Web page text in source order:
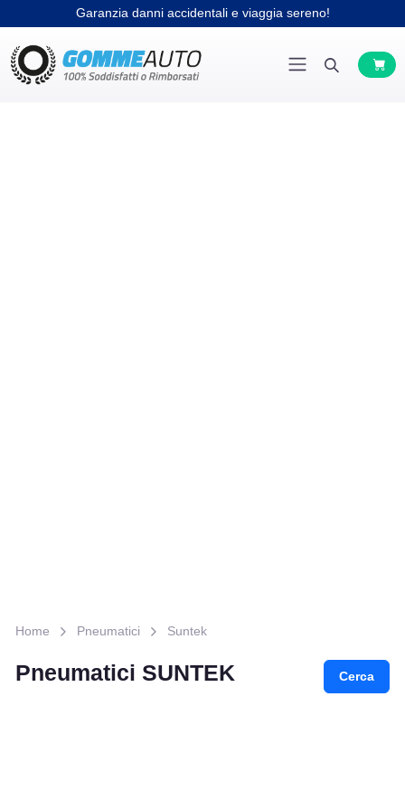
Garanzia danni accidentali e viaggia sereno!
Home Pneumatici Suntek
Pneumatici SUNTEK Cerca